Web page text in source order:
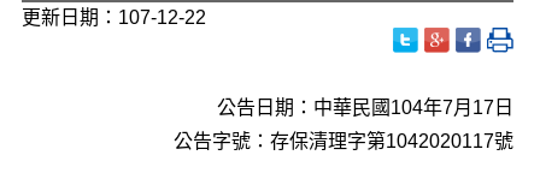
更新日期：107-12-22
公告日期：中華民國104年7月17日
公告字號：存保清理字第1042020117號